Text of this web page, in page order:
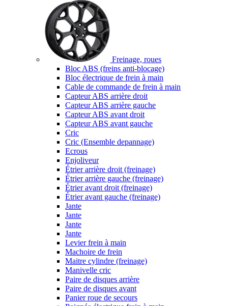
Freinage, roues
Bloc ABS (freins anti-blocage)
Bloc électrique de frein à main
Cable de commande de frein à main
Capteur ABS arrière droit
Capteur ABS arrière gauche
Capteur ABS avant droit
Capteur ABS avant gauche
Cric
Cric (Ensemble depannage)
Ecrous
Enjoliveur
Étrier arrière droit (freinage)
Étrier arrière gauche (freinage)
Étrier avant droit (freinage)
Étrier avant gauche (freinage)
Jante
Jante
Jante
Jante
Levier frein à main
Machoire de frein
Maitre cylindre (freinage)
Manivelle cric
Paire de disques arrière
Paire de disques avant
Panier roue de secours